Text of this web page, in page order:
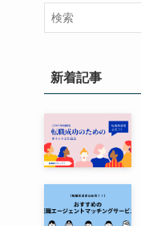
新着記事